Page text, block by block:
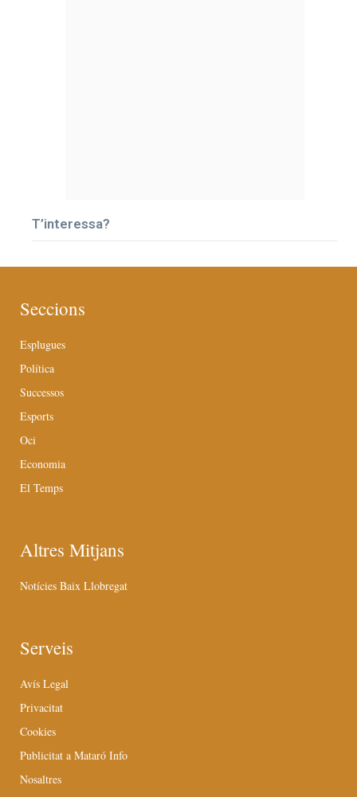
T’interessa?
Seccions
Esplugues
Política
Successos
Esports
Oci
Economia
El Temps
Altres Mitjans
Notícies Baix Llobregat
Serveis
Avís Legal
Privacitat
Cookies
Publicitat a Mataró Info
Nosaltres